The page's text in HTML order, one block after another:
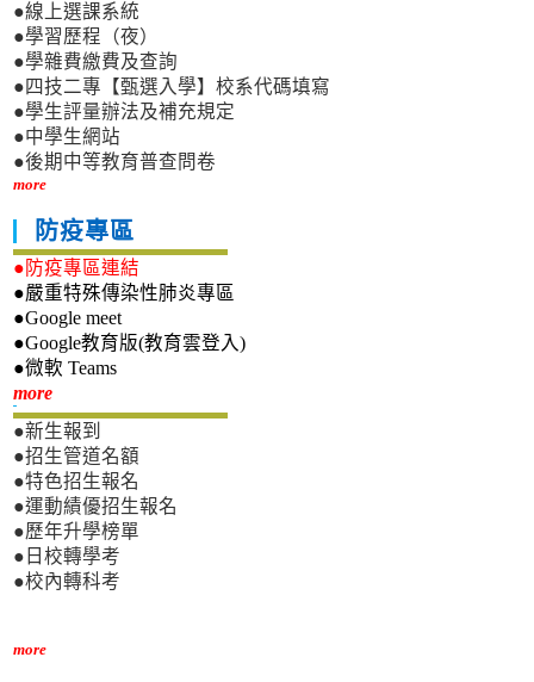
●線上選課系統
●學習歷程（夜）
●學雜費繳費及查詢
●四技二專【甄選入學】校系代碼填寫
●學生評量辦法及補充規定
●中學生網站
●後期中等教育普查問卷
more
防疫專區
●防疫專區連結
●嚴重特殊傳染性肺炎專區
●Google meet
●Google教育版(教育雲登入)
●微軟 Teams
more新生專區
●新生報到
●招生管道名額
●特色招生報名
●運動績優招生報名
●歷年升學榜單
●日校轉學考
●校內轉科考
more